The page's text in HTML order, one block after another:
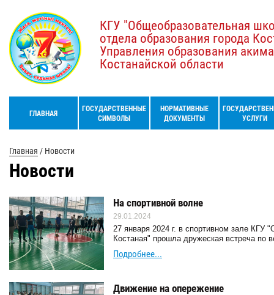
КГУ "Общеобразовательная
отдела образования города
Управления образования
Костанайской области
ГЛАВНАЯ
ГОСУДАРСТВЕННЫЕ
СИМВОЛЫ
НОРМАТИВНЫЕ
ДОКУМЕНТЫ
УСЛУГИ
Главная / Новости
Новости
На спортивной волне
29.01.2024
27 января 2024 г. в спортивном зале КГУ
Костаная" прошла дружеская встреча по
Подробнее...
Движение на опережение